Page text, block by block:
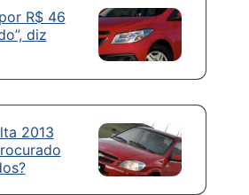
R$ 46
diz
2013